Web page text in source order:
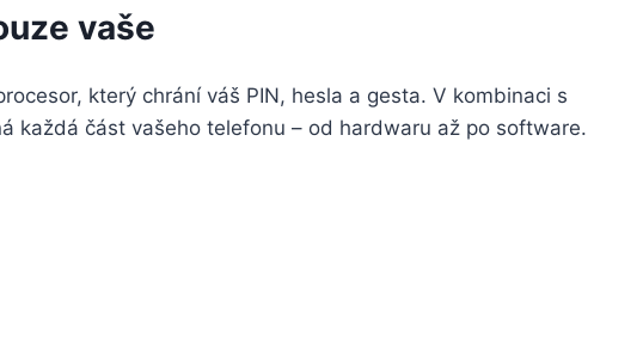
vaše
který chrání váš PIN, hesla a gesta. V kombinaci s
každá část vašeho telefonu – od hardwaru až po software.